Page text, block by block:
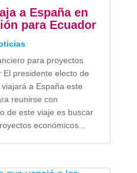
a España en
para Ecuador
para proyectos
presidente electo de
a España este
reunirse con
de este viaje es buscar
económicos...